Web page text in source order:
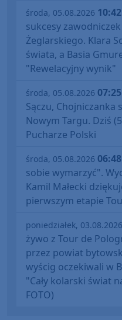
środa, 05.08.2026 10:42
sukcesy
Żeglarskiego. Klara
świata, a Basia
"Rewelacyjny wynik"
środa, 05.08.2026 07:25
Sączu, Chojniczanka
Nowym Targu. Dziś
Pucharze Polski
środa, 05.08.2026 06:48
sobie wymarzyć".
Kamil Małecki
pierwszym etapie
poniedziałek, 03.08.2026
żywo z Tour de
przez powiat
wyścig oczekiwali w
"Cały kolarski świat
FOTO)